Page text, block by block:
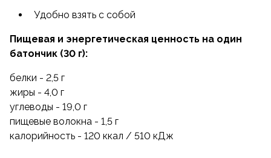
Удобно взять с собой
Пищевая и энергетическая ценность на один
батончик (30 г):
белки - 2,5 г
жиры - 4,0 г
углеводы - 19,0 г
пищевые волокна - 1,5 г
калорийность - 120 ккал / 510 кДж